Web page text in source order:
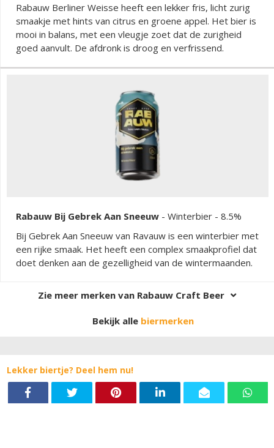
Rabauw Berliner Weisse heeft een lekker fris, licht zurig
smaakje met hints van citrus en groene appel. Het bier is
mooi in balans, met een vleugje zoet dat de zurigheid
goed aanvult. De afdronk is droog en verfrissend.
Rabauw Bij Gebrek Aan Sneeuw - Winterbier - 8.5%
Bij Gebrek Aan Sneeuw van Ravauw is een winterbier met
een rijke smaak. Het heeft een complex smaakprofiel dat
doet denken aan de gezelligheid van de wintermaanden.
Zie meer merken van Rabauw Craft Beer
Bekijk alle biermerken
Lekker biertje? Deel hem nu!